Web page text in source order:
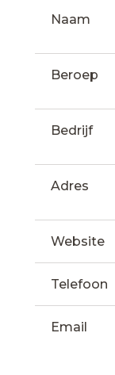
Naam
Beroep
Bedrijf
Adres
Website
Telefoon
Email